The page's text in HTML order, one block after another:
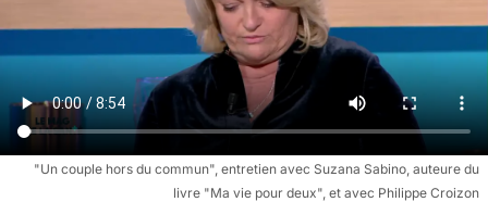
"Un couple hors du commun", entretien avec Suzana Sabino, auteure du
livre "Ma vie pour deux", et avec Philippe Croizon